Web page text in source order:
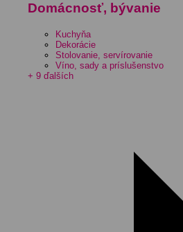
Domácnosť, bývanie
Kuchyňa
Dekorácie
Stolovanie, servírovanie
Víno, sady a príslušenstvo
+ 9 ďalších